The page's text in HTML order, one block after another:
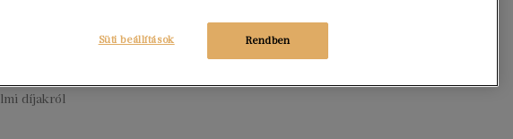
– interjú Lakatos Mátéval
díjakról
Rendben
Süti beállítások